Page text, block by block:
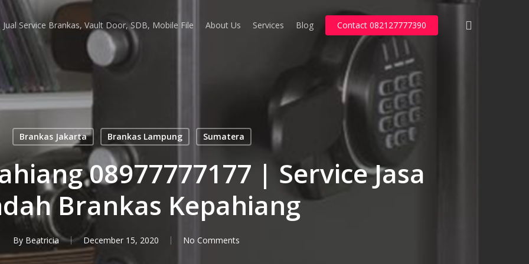
Jual Service Brankas, Vault Door, SDB, Mobile File About Us Services Blog Contact 082127777390
Brankas Jakarta Brankas Lampung Sumatera
08977777177 | Service Jasa
Brankas Kepahiang
By Beatricia December 15, 2020 No Comments